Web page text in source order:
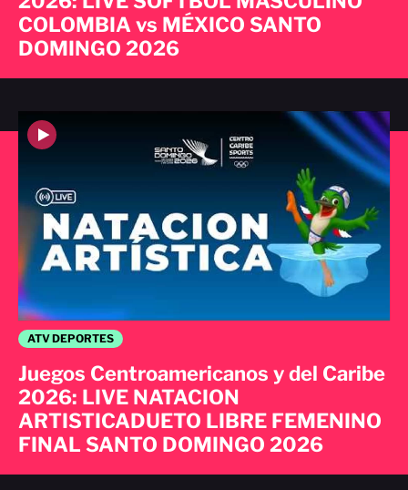
ATV DEPORTES
Juegos Centroamericanos y del Caribe
2026: LIVE NATACION
ARTISTICADUETO LIBRE FEMENINO
FINAL SANTO DOMINGO 2026
COLOMBIA vs MÉXICO SANTO
DOMINGO 2026